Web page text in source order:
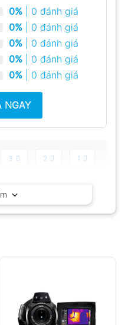
0% | 0 đánh giá
0% | 0 đánh giá
0% | 0 đánh giá
0% | 0 đánh giá
0% | 0 đánh giá
NGAY
3 2 1